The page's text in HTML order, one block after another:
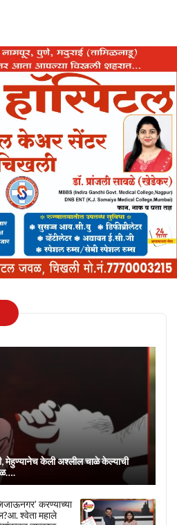
मेहुण्यानेच केली अश्लील चाळे केल्याची
करण्याच्या
श्वेता महाले